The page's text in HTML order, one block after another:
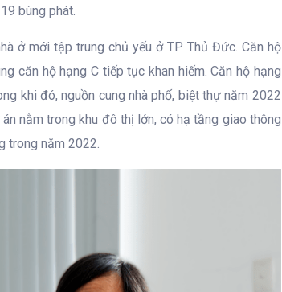
bùng phát.
ở mới tập trung chủ yếu ở TP Thủ Đức. Căn hộ
căn hộ hạng C tiếp tục khan hiếm. Căn hộ hạng
khi đó, nguồn cung nhà phố, biệt thự năm 2022
nằm trong khu đô thị lớn, có hạ tầng giao thông
trong năm 2022.